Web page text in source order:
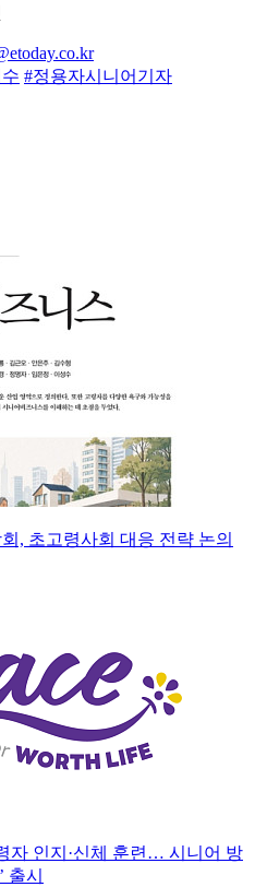
#정용자시니어기자
, 초고령사회 대응 전략 논의
자 인지·신체 훈련… 시니어 방
출시